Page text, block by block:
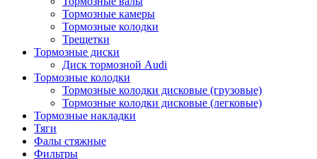
Тормозные камеры
Тормозные колодки
Трещетки
Тормозные диски
Диск тормозной Audi
Тормозные колодки
Тормозные колодки дисковые (грузовые)
Тормозные колодки дисковые (легковые)
Тормозные накладки
Тяги
Фалы стяжные
Фильтры